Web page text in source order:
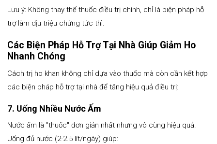
Lưu ý: Không thay thế thuốc điều trị chính, chỉ là biện pháp hỗ
trợ làm dịu triệu chứng tức thì.
Các Biện Pháp Hỗ Trợ Tại Nhà Giúp Giảm Ho
Nhanh Chóng
Cách trị ho khan không chỉ dựa vào thuốc mà còn cần kết hợp
các biện pháp hỗ trợ tại nhà để tăng hiệu quả điều trị:
7. Uống Nhiều Nước Ấm
Nước ấm là "thuốc" đơn giản nhất nhưng vô cùng hiệu quả.
Uống đủ nước (2-2.5 lít/ngày) giúp: